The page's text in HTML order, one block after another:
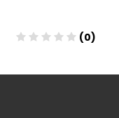
(0)